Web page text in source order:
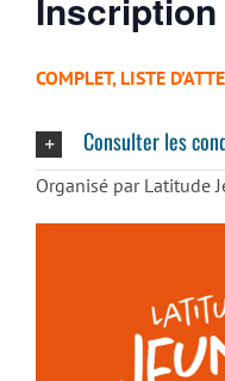
COMPLET, LISTE
Consulter les
Organisé par Latitude